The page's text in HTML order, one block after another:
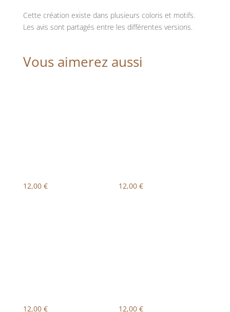
Cette création existe dans plusieurs coloris et motifs.
Les avis sont partagés entre les différentes versions.
Vous aimerez aussi
12,00 € 12,00€
12,00 € 12,00€